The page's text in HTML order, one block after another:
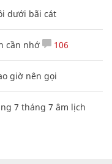
dưới bãi cát
cần nhớ 106
giờ nên gọi
7 tháng 7 âm lịch